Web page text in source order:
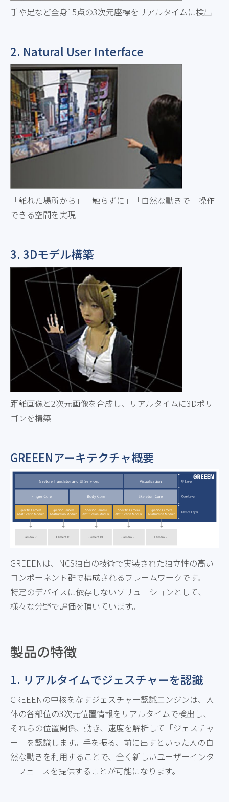
手や足など全身15点の3次元座標をリアルタイムに検出
2. Natural User Interface
「離れた場所から」「触らずに」「自然な動きで」操作
できる空間を実現
3. 3Dモデル構築
距離画像と2次元画像を合成し、リアルタイムに3Dポリ
ゴンを構築
GREEENアーキテクチャ概要
GREEENは、NCS独自の技術で実装された独立性の高い
コンポーネント群で構成されるフレームワークです。
特定のデバイスに依存しないソリューションとして、
様々な分野で評価を頂いています。
製品の特徴
1. リアルタイムでジェスチャーを認識
GREEENの中核をなすジェスチャー認識エンジンは、人
体の各部位の3次元位置情報をリアルタイムで検出し、
それらの位置関係、動き、速度を解析して「ジェスチャ
ー」を認識します。手を振る、前に出すといった人の自
然な動きを利用することで、全く新しいユーザーインタ
ーフェースを提供することが可能になります。